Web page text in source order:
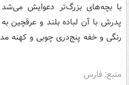
با بچه‌های بزرگ‌تر دعوایش
پدرش با آن لباده بلند و
رنگی و خفه پنج‌دری چوبی و کهنه
منبع: فارس